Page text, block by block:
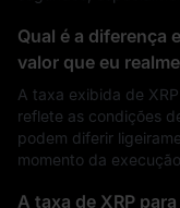
Qual é a diferença
valor que eu
A taxa exibida de
reflete as condições
podem diferir
momento da
A taxa de XRP